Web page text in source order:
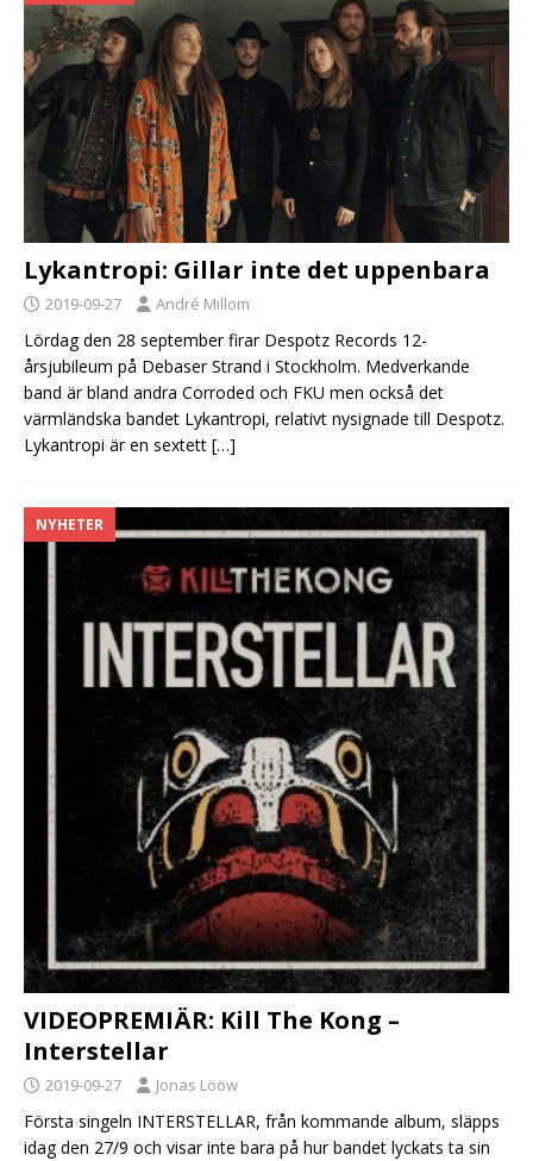
Lykantropi: Gillar inte det uppenbara
2019-09-27 André Millom
Lördag den 28 september firar Despotz Records 12-
årsjubileum på Debaser Strand i Stockholm. Medverkande
band är bland andra Corroded och FKU men också det
värmländska bandet Lykantropi, relativt nysignade till Despotz.
Lykantropi är en sextett […]
NYHETER
VIDEOPREMIÄR: Kill The Kong –
Interstellar
2019-09-27 Jonas Lööw
Första singeln INTERSTELLAR, från kommande album, släpps
idag den 27/9 och visar inte bara på hur bandet lyckats ta sin